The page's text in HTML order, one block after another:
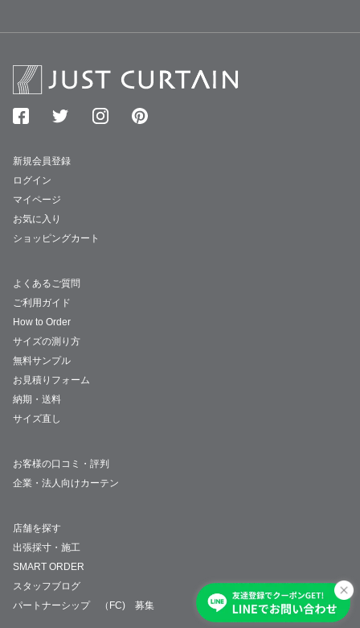
新規会員登録
ログイン
マイページ
お気に入り
ショッピングカート
よくあるご質問
ご利用ガイド
How to Order
サイズの測り方
無料サンプル
お見積りフォーム
納期・送料
サイズ直し
お客様の口コミ・評判
企業・法人向けカーテン
店舗を探す
出張採寸・施工
SMART ORDER
スタッフブログ
パートナーシップ （FC) 募集